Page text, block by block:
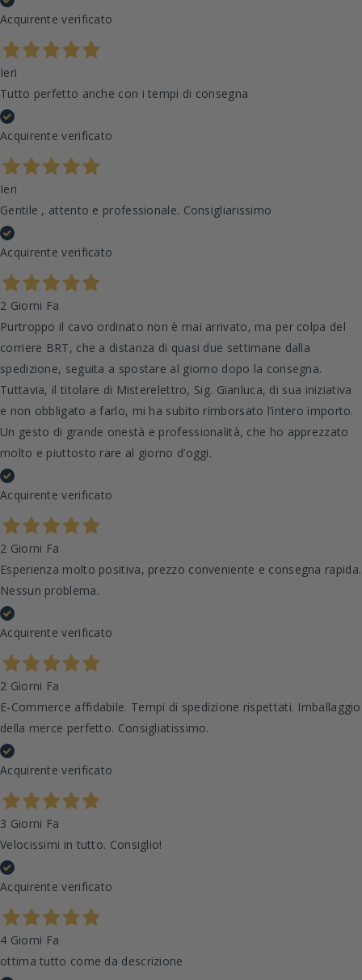
Acquirente verificato
Ieri
Tutto perfetto anche con i tempi di consegna
Acquirente verificato
Ieri
Gentile , attento e professionale. Consigliarissimo
Acquirente verificato
2 Giorni Fa
Purtroppo il cavo ordinato non è mai arrivato, ma per colpa del
corriere BRT, che a distanza di quasi due settimane dalla
spedizione, seguita a spostare al giorno dopo la consegna.
Tuttavia, il titolare di Misterelettro, Sig. Gianluca, di sua iniziativa
e non obbligato a farlo, mi ha subito rimborsato l’intero importo.
Un gesto di grande onestà e professionalità, che ho apprezzato
molto e piuttosto rare al giorno d’oggi.
Acquirente verificato
2 Giorni Fa
Esperienza molto positiva, prezzo conveniente e consegna rapida.
Nessun problema.
Acquirente verificato
2 Giorni Fa
E-Commerce affidabile. Tempi di spedizione rispettati. Imballaggio
della merce perfetto. Consigliatissimo.
Acquirente verificato
3 Giorni Fa
Velocissimi in tutto. Consiglio!
Acquirente verificato
4 Giorni Fa
ottima tutto come da descrizione